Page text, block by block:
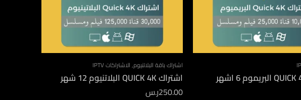
اشتراك باقة البلاتنيوم,الاشتراكات IPTV
اشتراك QUICK 4K البلاتنيوم 12 شهر
250.00ر.س